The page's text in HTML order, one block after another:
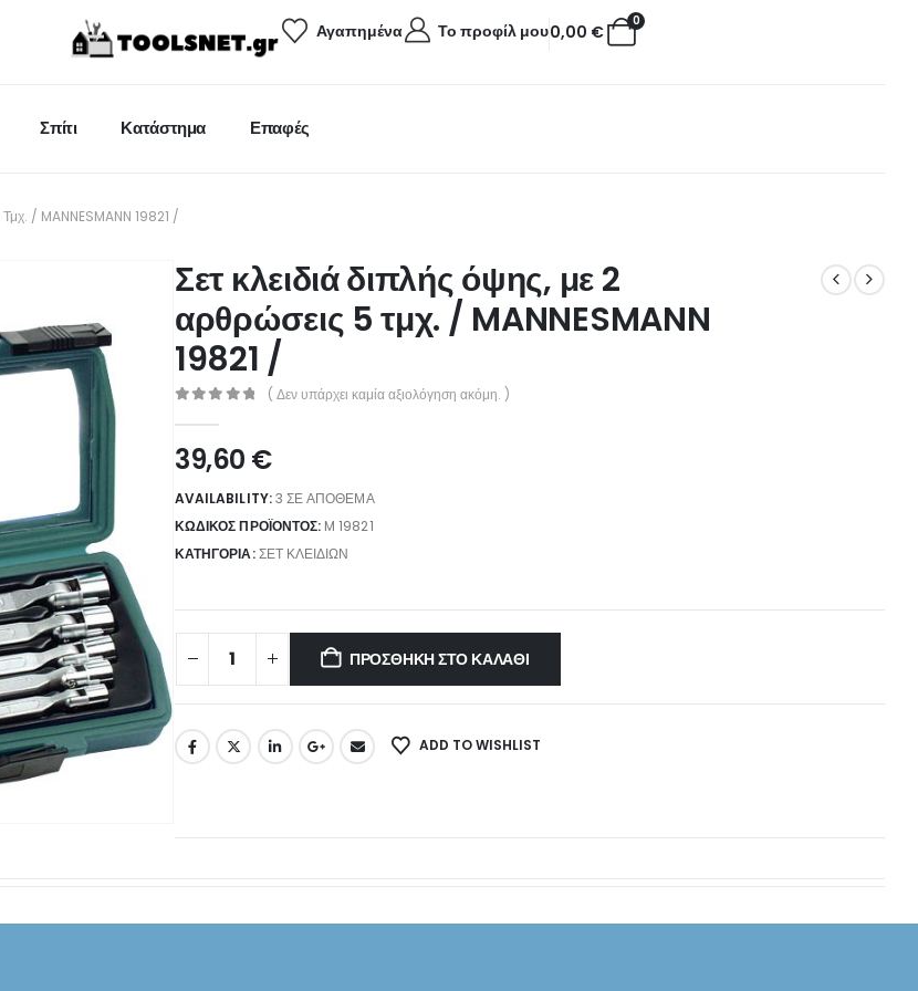
Αγαπημένα Το προφίλ μου 0
0,00 €
Σπίτι Κατάστημα Επαφές
/ MANNESMANN 19821 /
Σετ κλειδιά διπλής όψης, με 2
αρθρώσεις 5 τμχ. / MANNESMANN
19821 /
( Δεν υπάρχει καμία αξιολόγηση ακόμη. )
39,60 €
AVAILABILITY:3 ΣΕ ΑΠΌΘΕΜΑ
ΚΩΔΙΚΌΣ ΠΡΟΪΌΝΤΟΣ: M 19821
ΚΑΤΗΓΟΡΊΑ:ΣΕΤ ΚΛΕΙΔΙΏΝ
ΠΡΟΣΘΉΚΗ ΣΤΟ ΚΑΛΆΘΙ
ADD TO WISHLIST